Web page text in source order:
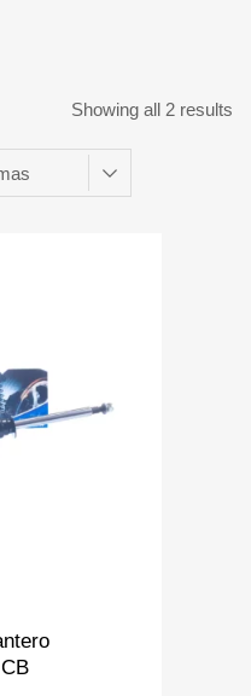
Showing all 2 results
to Wishlist
to Compare